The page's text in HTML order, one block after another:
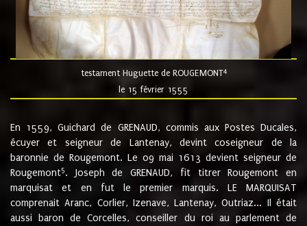
testament Huguette de ROUGEMONT4
le 15 février 1555
En 1559, Guichard de GRENAUD, commis aux Postes Ducales,
écuyer et seigneur de Lantenay, devint coseigneur de la
baronnie de Rougemont. Le 09 mai 1613 devient seigneur de
Rougemont5. Joseph de GRENAUD, fit titrer Rougemont en
marquisat et en fut le premier marquis. LE MARQUISAT
comprenait Aranc, Corlier, Izenave, Lantenay, Outriaz... Il était
aussi baron de Corcelles, conseiller du roi au parlement de